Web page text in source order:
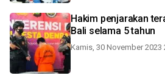
Hakim penjarakan
Bali selama 5 tahun
Kamis, 30 November 2023